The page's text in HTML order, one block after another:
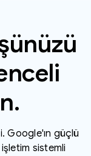
Google'ın güçlü
sistemli